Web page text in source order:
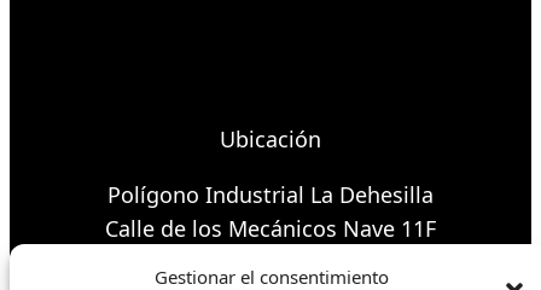
Gestionar el consentimiento
Ubicación
Polígono Industrial La Dehesilla
Calle de los Mecánicos Nave 11F